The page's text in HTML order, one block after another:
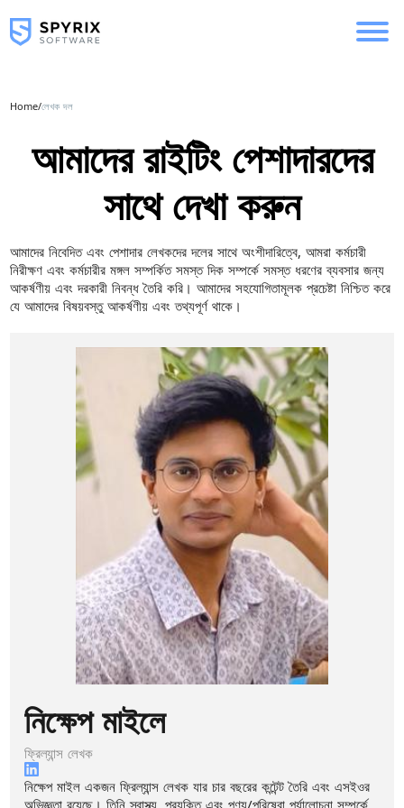
Home/লেখক দল
আমাদের রাইটিং পেশাদারদের
সাথে দেখা করুন
আমাদের নিবেদিত এবং পেশাদার লেখকদের দলের সাথে অংশীদারিত্বে, আমরা কর্মচারী
নিরীক্ষণ এবং কর্মচারীর মঙ্গল সম্পর্কিত সমস্ত দিক সম্পর্কে সমস্ত ধরণের ব্যবসার জন্য
আকর্ষণীয় এবং দরকারী নিবন্ধ তৈরি করি। আমাদের সহযোগিতামূলক প্রচেষ্টা নিশ্চিত করে
যে আমাদের বিষয়বস্তু আকর্ষণীয় এবং তথ্যপূর্ণ থাকে।
নিক্ষেপ মাইলে
ফ্রিল্যান্স লেখক
নিক্ষেপ মাইল একজন ফ্রিল্যান্স লেখক যার চার বছরের কন্টেন্ট তৈরি এবং এসইওর